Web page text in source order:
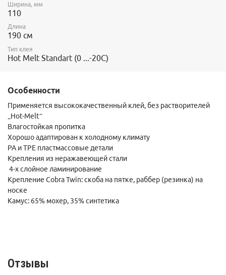
Ширина, мм
110
Длина
190 см
Тип клея
Hot Melt Standart (0 ...-20C)
Особенности
Применяется высококачественный клей, без растворителей
„Hot-Melt“
Влагостойкая пропитка
Хорошо адаптирован к холодному климату
PA и TPE пластмассовые детали
Крепления из неражавеющей стали
4-х слойное ламинирование
Крепление Cobra Twin: скоба на пятке, раббер (резинка) на
носке
Камус: 65% мохер, 35% синтетика
Отзывы